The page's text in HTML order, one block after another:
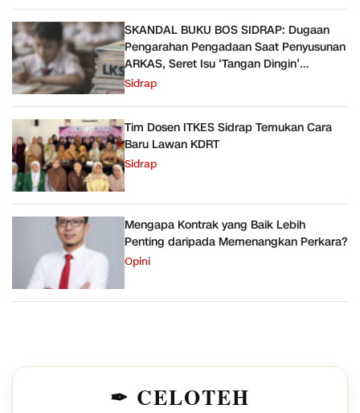
SKANDAL BUKU BOS SIDRAP: Dugaan
Pengarahan Pengadaan Saat Penyusunan
ARKAS, Seret Isu ‘Tangan Dingin’
Keluarga Pejabat Dinas
Sidrap
Tim Dosen ITKES Sidrap Temukan Cara
Baru Lawan KDRT
Sidrap
Mengapa Kontrak yang Baik Lebih
Penting daripada Memenangkan Perkara?
Opini
✒ CELOTEH